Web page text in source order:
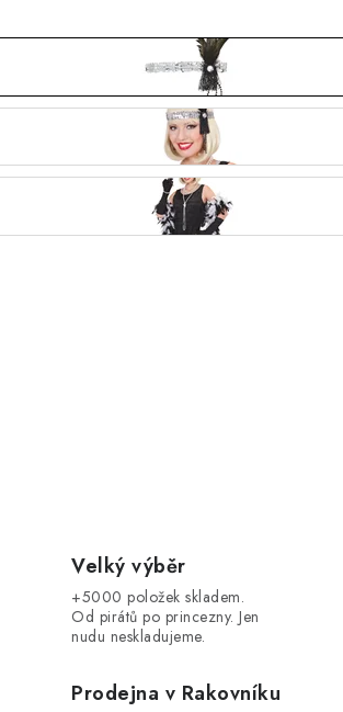
Velký výběr
+5000 položek skladem.
Od pirátů po princezny. Jen
nudu neskladujeme.
Prodejna v Rakovníku